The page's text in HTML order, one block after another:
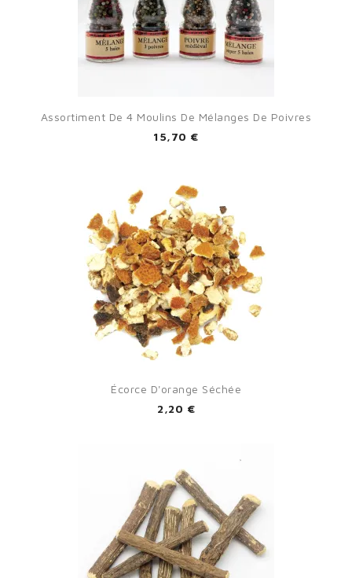
Assortiment De 4 Moulins De Mélanges De Poivres
15,70 €
Écorce D'orange Séchée
2,20 €